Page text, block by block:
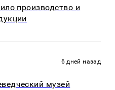
производство и
6 дней назад
музей